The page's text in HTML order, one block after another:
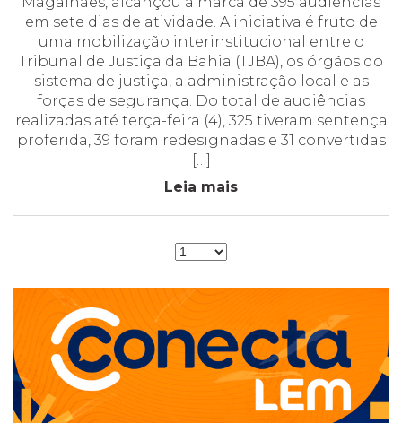
em sete dias de atividade. A iniciativa é fruto de
uma mobilização interinstitucional entre o
Tribunal de Justiça da Bahia (TJBA), os órgãos do
sistema de justiça, a administração local e as
forças de segurança. Do total de audiências
realizadas até terça-feira (4), 325 tiveram sentença
proferida, 39 foram redesignadas e 31 convertidas
[…]
Leia mais